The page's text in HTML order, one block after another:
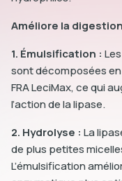
Améliore la
1. Émulsification :
sont décomposées
FRA LeciMax, ce qui
l’action de la lipase.
2. Hydrolyse : La
de plus petites
L’émulsification